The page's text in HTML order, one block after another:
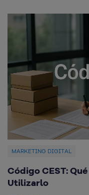
MARKETING DIGITAL
Código CEST:
Utilizarlo